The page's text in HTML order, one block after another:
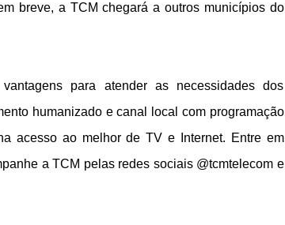
breve, a TCM chegará a outros municípios do
para atender as necessidades dos
humanizado e canal local com programação
acesso ao melhor de TV e Internet. Entre em
a TCM pelas redes sociais @tcmtelecom e